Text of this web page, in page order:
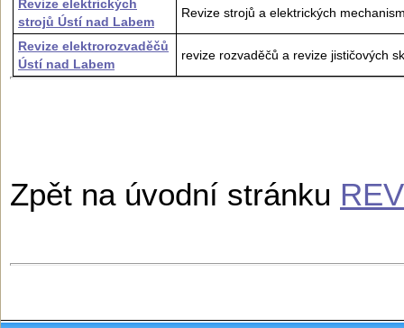
Revize elektrických
strojů Ústí nad Labem
Revize strojů a elektrických
Revize elektrorozvaděčů
Ústí nad Labem
revize rozvaděčů a revize jističových
Zpět na úvodní stránku